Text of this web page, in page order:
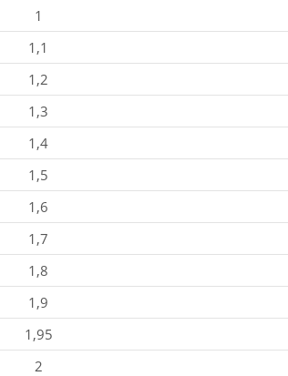
1
1,1
1,2
1,3
1,4
1,5
1,6
1,7
1,8
1,9
1,95
2